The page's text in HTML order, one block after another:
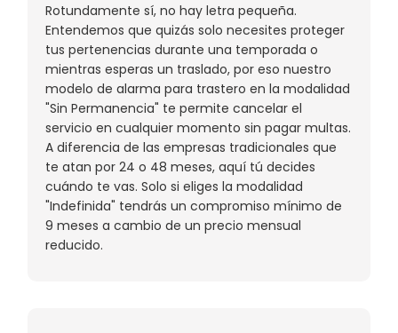
Rotundamente sí, no hay letra pequeña.
Entendemos que quizás solo necesites proteger
tus pertenencias durante una temporada o
mientras esperas un traslado, por eso nuestro
modelo de alarma para trastero en la modalidad
"Sin Permanencia" te permite cancelar el
servicio en cualquier momento sin pagar multas.
A diferencia de las empresas tradicionales que
te atan por 24 o 48 meses, aquí tú decides
cuándo te vas. Solo si eliges la modalidad
"Indefinida" tendrás un compromiso mínimo de
9 meses a cambio de un precio mensual
reducido.